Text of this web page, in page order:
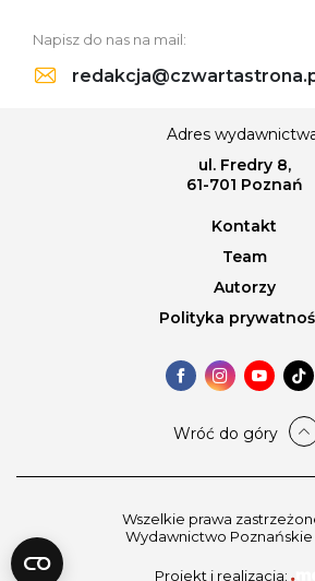
Napisz do nas na mail:
Adres
ul. Fredry 8,
61-701 Poznań
Kontakt
Team
Autorzy
Polityka
Wróć do góry
Wszelkie prawa
Wydawnictwo Poznańskie
Projekt i realizacja: